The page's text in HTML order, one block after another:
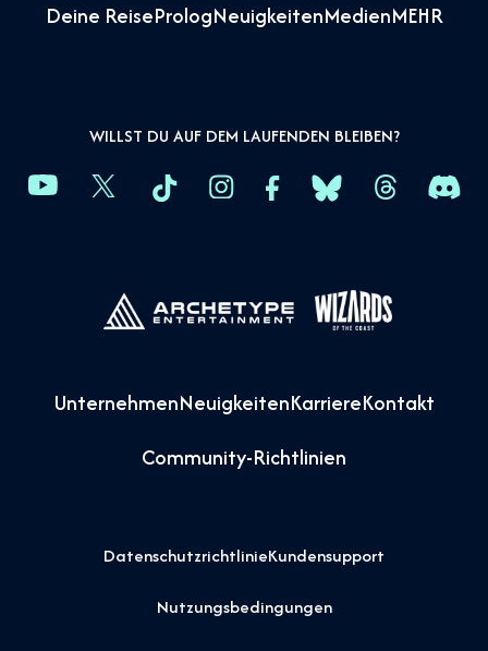
Deine ReisePrologNeuigkeitenMedienMEHR
WILLST DU AUF DEM LAUFENDEN BLEIBEN?
UnternehmenNeuigkeitenKarriereKontakt
Community-Richtlinien
DatenschutzrichtlinieKundensupport
Nutzungsbedingungen